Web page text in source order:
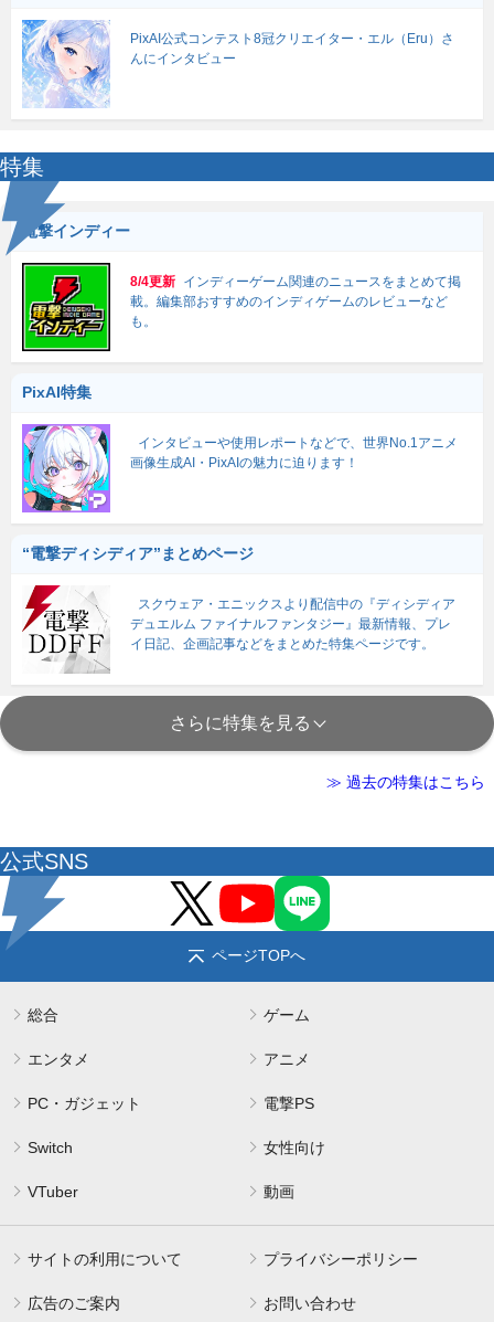
PixAI公式コンテスト8冠クリエイター・エル（Eru）さ
んにインタビュー
特集
電撃インディー
8/4更新 インディーゲーム関連のニュースをまとめて掲
載。編集部おすすめのインディゲームのレビューなど
も。
PixAI特集
インタビューや使用レポートなどで、世界No.1アニメ
画像生成AI・PixAIの魅力に迫ります！
“電撃ディシディア”まとめページ
スクウェア・エニックスより配信中の『ディシディア
デュエルム ファイナルファンタジー』最新情報、プレ
イ日記、企画記事などをまとめた特集ページです。
さらに特集を見る
≫ 過去の特集はこちら
公式SNS
ページTOPへ
総合 ゲーム
エンタメ アニメ
PC・ガジェット 電撃PS
Switch 女性向け
VTuber 動画
サイトの利用について プライバシーポリシー
広告のご案内 お問い合わせ